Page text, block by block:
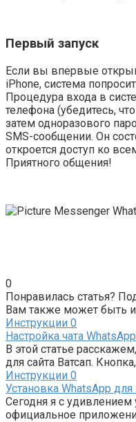
Первый запуск
Если вы впервые
iPhone, система
Процедура входа в
телефона (убедитесь,
затем одноразового
SMS-сообщении. Он
откроется доступ ко
Приятного общения!
0
Понравилась статья?
Вам также может быть
Инструкции 0
Настройка чата
В этой статье
для сайта Ватсап.
Инструкции 0
Установка WhatsApp
Сегодня я с удивлением
официальное